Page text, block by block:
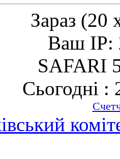
Зараз (20
Ваш IP:
SAFARI
Сьогодні :